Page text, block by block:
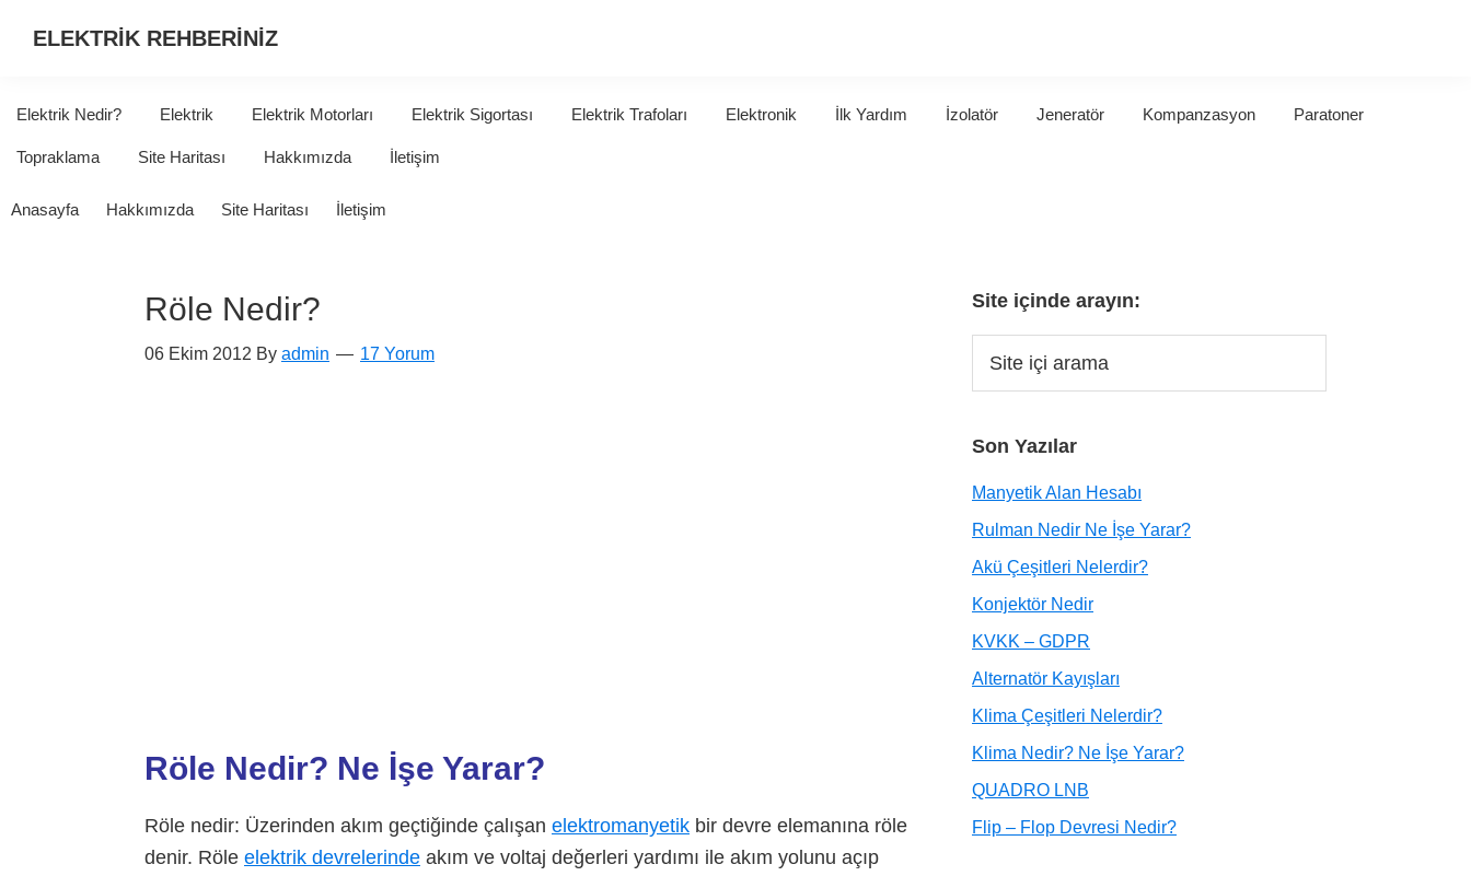
ELEKTRİK REHBERİNİZ
HER
Elektrik Nedir? Elektrik Elektrik Motorları Elektrik Sigortası Elektrik Trafoları Elektronik İlk Yardım İzolatör Jeneratör Kompanzasyon Paratoner
Topraklama Site Haritası Hakkımızda İletişim
Anasayfa Hakkımızda Site Haritası İletişim
Röle Nedir?
06 Ekim 2012 By admin 17 Yorum
Röle Nedir? Ne İşe Yarar?
Röle nedir: Üzerinden akım geçtiğinde çalışan elektromanyetik bir devre elemanına röle
denir. Röle elektrik devrelerinde akım ve voltaj değerleri yardımı ile akım yolunu açıp
Site içinde arayın:
Son Yazılar
Manyetik Alan Hesabı
Rulman Nedir Ne İşe Yarar?
Akü Çeşitleri Nelerdir?
Konjektör Nedir
KVKK – GDPR
Alternatör Kayışları
Klima Çeşitleri Nelerdir?
Klima Nedir? Ne İşe Yarar?
QUADRO LNB
Flip – Flop Devresi Nedir?